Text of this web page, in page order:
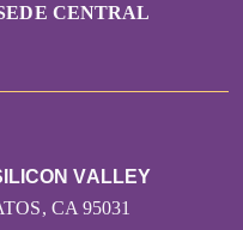
CENTRAL
VALLEY
CA 95031